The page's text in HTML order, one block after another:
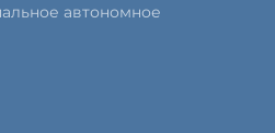
автономное